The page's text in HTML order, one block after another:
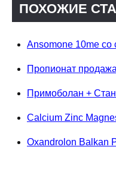
ПОХОЖИЕ
Ansomone 10me со
Пропионат
Примоболан +
Calcium Zinc
Oxandrolon Balkan